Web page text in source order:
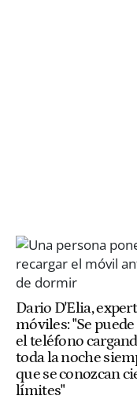
Dario D'Elia,
móviles: "Se
el teléfono
toda la noche
que se conozcan
límites"